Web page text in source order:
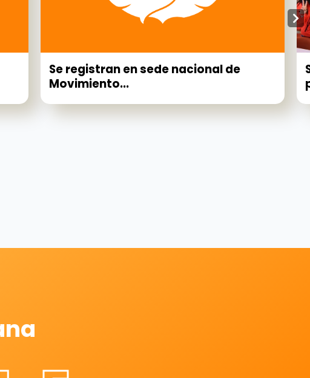
Se registran en sede nacional de
Movimiento...